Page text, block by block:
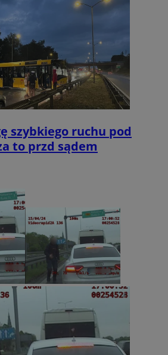
szybkiego ruchu pod
to przd sądem